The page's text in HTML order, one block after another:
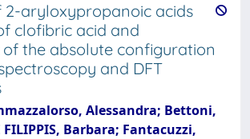
2-aryloxypropanoic acids
clofibric acid and
the absolute configuration
and DFT
Alessandra; Bettoni,
Barbara; Fantacuzzi,